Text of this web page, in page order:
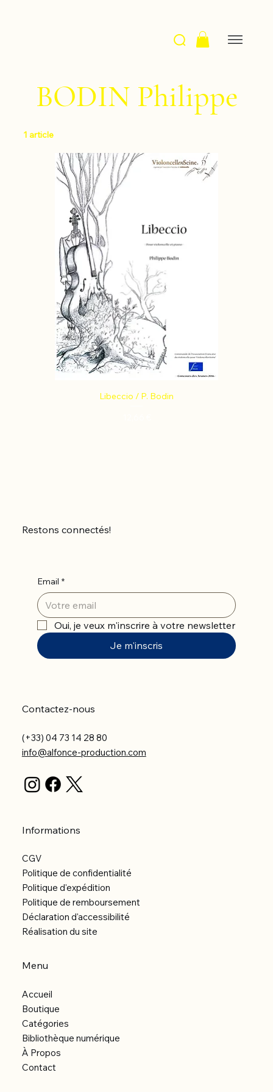
BODIN Philippe
1 article
Libeccio / P. Bodin
Restons connectés!
Email *
Oui, je veux m'inscrire à votre newsletter
Je m'inscris
Contactez-nous
(+33) 04 73 14 28 80
info@alfonce-production.com
Informations
CGV
Politique de confidentialité
Politique d'expédition
Politique de remboursement
Déclaration d'accessibilité
Réalisation du site
Menu
Accueil
Boutique
Catégories
Bibliothèque numérique
À Propos
Contact